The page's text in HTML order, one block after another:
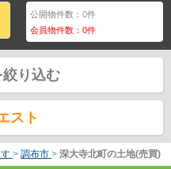
公開物件数：0件
会員物件数：0件
絞り込む
スト
> 調布市 > 深大寺北町の土地(売買)